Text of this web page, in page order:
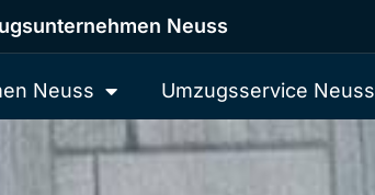
Neuss
Neuss Umzugsservice Neuss